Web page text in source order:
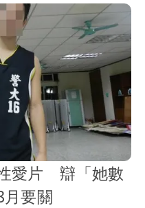
愛片 辯「她數
要關